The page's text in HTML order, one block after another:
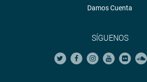
Damos Cuenta
SÍGUENOS